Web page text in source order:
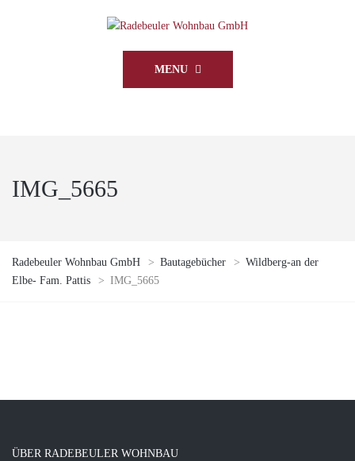
MENU
IMG_5665
Radebeuler Wohnbau GmbH > Bautagebücher > Wildberg-an der
Elbe- Fam. Pattis
> IMG_5665
ÜBER RADEBEULER WOHNBAU